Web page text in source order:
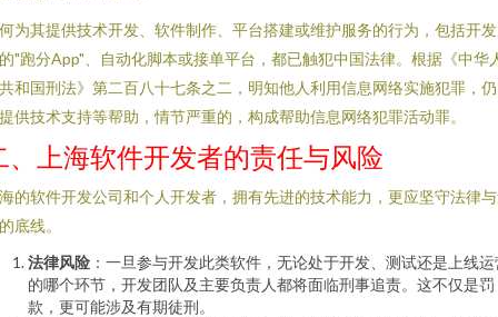
为其提供技术开发、软件制作、平台搭建或维护服务的行为，包括开
"跑分App"、自动化脚本或接单平台，都已触犯中国法律。根据《中华
和国刑法》第二百八十七条之二，明知他人利用信息网络实施犯罪，
供技术支持等帮助，情节严重的，构成帮助信息网络犯罪活动罪。
、上海软件开发者的责任与风险
的软件开发公司和个人开发者，拥有先进的技术能力，更应坚守法律
底线。
法律风险 ：一旦参与开发此类软件，无论处于开发、测试还是上线运
的哪个环节，开发团队及主要负责人都将面临刑事追责。这不仅是罚
款，更可能涉及有期徒刑。